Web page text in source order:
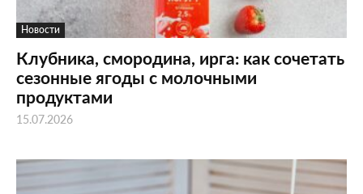
Новости
Клубника, смородина, ирга: как сочетать
сезонные ягоды с молочными
продуктами
15.07.2026